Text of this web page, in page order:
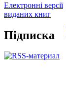
Електронні версії
виданих книг
Підписка